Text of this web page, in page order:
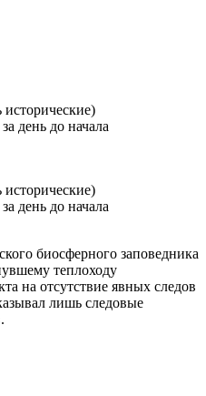
день до начала
день до начала
биосферного заповедника
теплоходу
на отсутствие явных следов
лишь следовые